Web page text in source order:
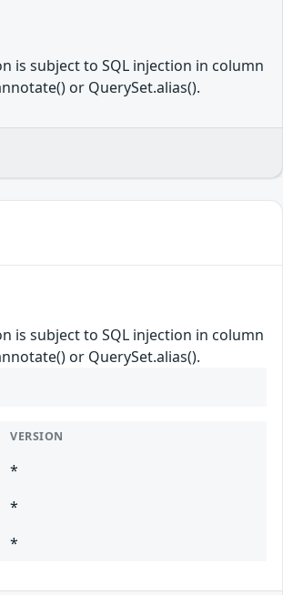
is subject to SQL injection in column
or QuerySet.alias().
is subject to SQL injection in column
or QuerySet.alias().
VERSION
*
*
*